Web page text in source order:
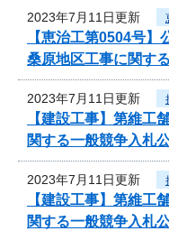
2023年7月11日更新
【恵治工第0504号
桑原地区工事に関す
2023年7月11日更新
【建設工事】第維
関する一般競争入札
2023年7月11日更新
【建設工事】第維
関する一般競争入札